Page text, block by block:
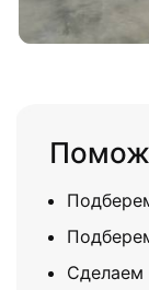
Сделаем